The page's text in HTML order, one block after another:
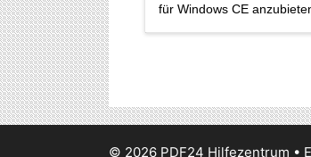
für Windows CE
© 2026 PDF24 Hilfezentrum •